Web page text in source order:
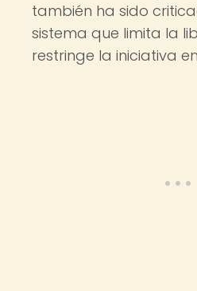
también ha sido
sistema que limita la
restringe la iniciativa